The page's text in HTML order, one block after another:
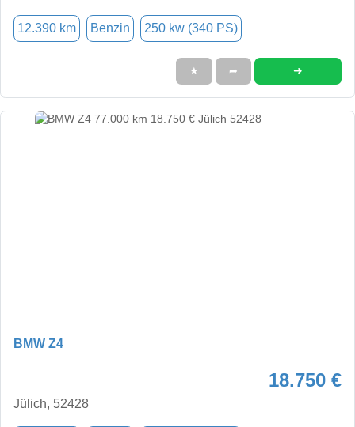
12.390 km Benzin 250 kw (340 PS)
★ ➦ ➜
BMW Z4
18.750 €
Jülich, 52428